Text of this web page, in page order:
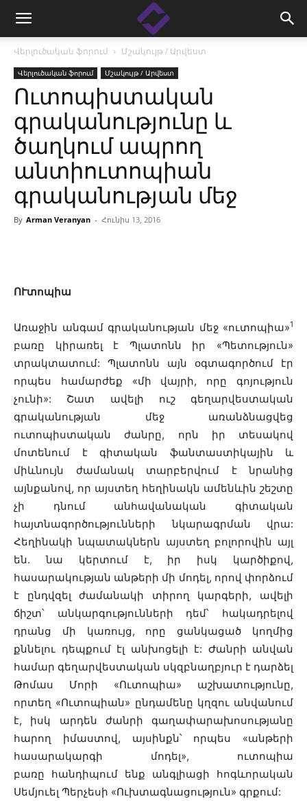
Վերլուծական ֆորում Մշակույթ / Արվեստ
Վերլուծական ֆորում Մշակույթ / Արվեստ
Ուտոպիստական
գրականությունը և
ծաղկում ապրող
անտիուտոպիան
գրականության մեջ
By Arman Veranyan - Հունիս 13, 2016
ՈՒտոպիա
Առաջին անգամ գրականության մեջ «ուտոպիա»1
բառը կիրառել է Պլատոնն իր «Պետություն»
տրակտատում: Պլատոնն այն օգտագործում էր
որպես համարժեք «մի վայրի, որը գոյություն
չունի»: Շատ ավելի ուշ գեղարվեստական
գրականության մեջ առանձնացվեց
ուտոպիստական ժանրը, որն իր տեսակով
մոտենում է գիտական ֆանտաստիկային և
միևնույն ժամանակ տարբերվում է նրանից
այնքանով, որ այստեղ հեղինակն ամենևին շեշտը
չի դնում անհավանական գիտական
հայտնագործությունների նկարագրման վրա:
Հեղինակի նպատակներն այստեղ բոլորովին այլ
են. նա կերտում է, իր իսկ կարծիքով,
հասարակության անթերի մի մոդել, որով փորձում
է ընդվզել ժամանակի տիրող կարգերի, ավելի
ճիշտ՝ անկարգությունների դեմ՝ հակադրելով
դրանց մի կառույց, որը ցանկացած կողմից
քննելու դեպքում էլ անխոցելի է: Ժանրի անվան
համար գեղարվեստական սկզբնաղբյուր է դարձել
Թոմաս Մորի «Ուտոպիա» աշխատությունը,
որտեղ «Ուտոպիան» ընդամենը կղզու անվանում
է, իսկ արդեն ժանրի գաղափարախոսությանը
հարող իմաստով, այսինքն՝ որպես «անթերի
հասարակարգի մոդել», ուտոպիա
բառը հանդիպում ենք անգլիացի հոգևորական
Սեմյուել Պերչեսի «Ուխտագնացություն» գրքում: